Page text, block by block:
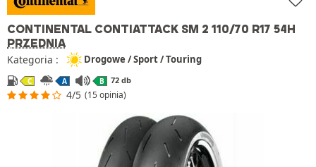
CONTINENTAL CONTIATTACK SM 2 110/70 R17 54H
PRZEDNIA
Kategoria : Drogowe / Sport / Touring
C A B 72 db
4/5 (15 opinia)